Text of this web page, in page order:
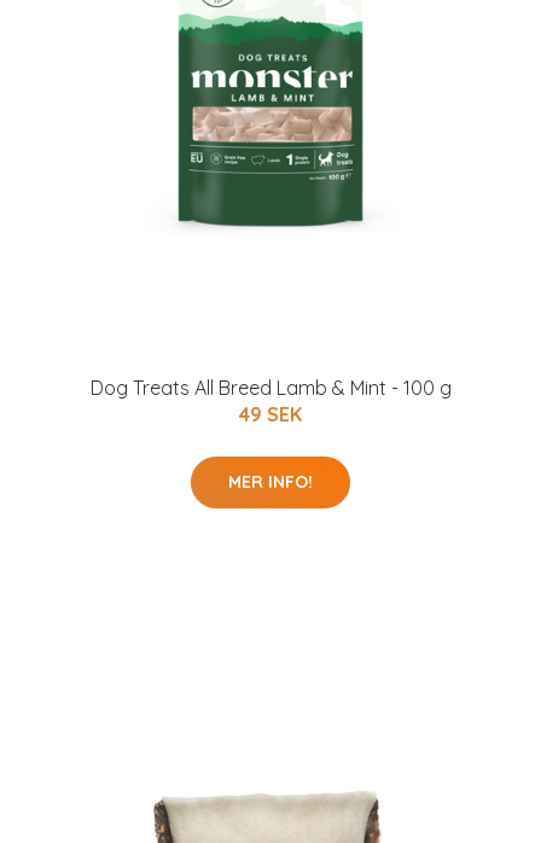
Dog Treats All Breed Lamb & Mint - 100 g
49 SEK
MER INFO!